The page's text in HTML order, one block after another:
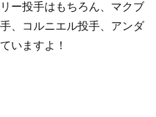
ー投手はもちろん、マクブ
、コルニエル投手、アンダ
いますよ！